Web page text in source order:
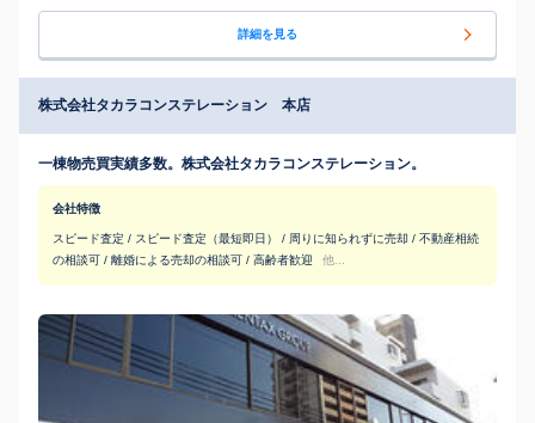
詳細を見る
株式会社タカラコンステレーション 本店
一棟物売買実績多数。株式会社タカラコンステレーション。
会社特徴
スピード査定 / スピード査定（最短即日） / 周りに知られずに売却 / 不動産相続
の相談可 / 離婚による売却の相談可 / 高齢者歓迎
他...